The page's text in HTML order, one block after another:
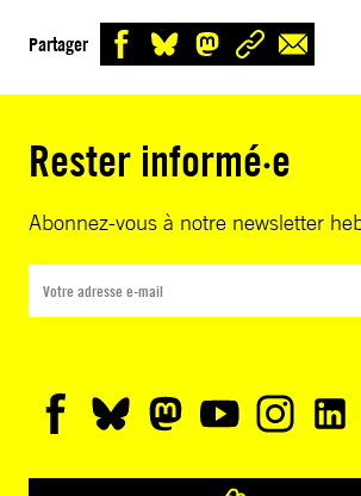
Partager
Rester informé·e
Abonnez-vous à notre newsletter